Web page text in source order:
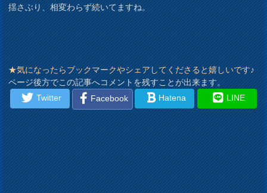
揺さぶり、相変わらず続いてますね。
★気になったらブックマークやシェアしてくださると嬉しいです♪
ページ後方でこの記事へコメントを残すことが出来ます。
Twitter
Facebook Hatena LINE